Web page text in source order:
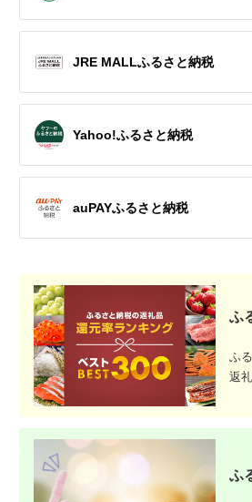
12本パック
LR6Bbp/12S
寄付金額:10,000円
ック
寄付金額:12,000円
A
最新版】ふるさと
物以外」返礼品
ランキング！
りの家電探し
ンキングまとめ
JRE MALLふるさと納税
Yahoo!ふるさと納税
auPAYふるさと納税
ふ
ふ
返
ふ